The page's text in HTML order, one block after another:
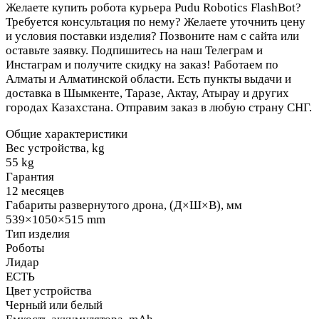
Желаете купить робота курьера Pudu Robotics FlashBot?
Требуется консультация по нему? Желаете уточнить цену
и условия поставки изделия? Позвоните нам с сайта или
оставьте заявку. Подпишитесь на наш Телеграм и
Инстаграм и получите скидку на заказ! Работаем по
Алматы и Алматинской области. Есть пункты выдачи и
доставка в Шымкенте, Таразе, Актау, Атырау и других
городах Казахстана. Отправим заказ в любую страну СНГ.
Общие характеристики
Вес устройства, kg
55 kg
Гарантия
12 месяцев
Габариты развернутого дрона, (Д×Ш×В), мм
539×1050×515 mm
Тип изделия
Роботы
Лидар
ЕСТЬ
Цвет устройства
Черный или белый